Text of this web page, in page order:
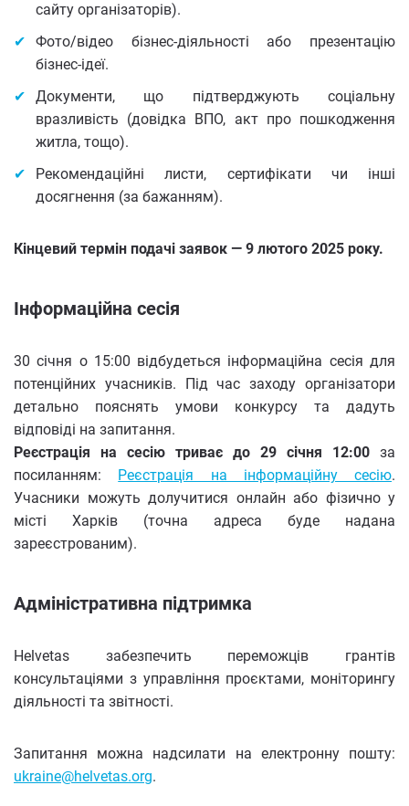
сайту організаторів).
Фото/відео бізнес-діяльності або презентацію
бізнес-ідеї.
Документи, що підтверджують соціальну
вразливість (довідка ВПО, акт про пошкодження
житла, тощо).
Рекомендаційні листи, сертифікати чи інші
досягнення (за бажанням).
Кінцевий термін подачі заявок — 9 лютого 2025 року.
Інформаційна сесія
30 січня о 15:00 відбудеться інформаційна сесія для
потенційних учасників. Під час заходу організатори
детально пояснять умови конкурсу та дадуть
відповіді на запитання.
Реєстрація на сесію триває до 29 січня 12:00 за
посиланням: Реєстрація на інформаційну сесію.
Учасники можуть долучитися онлайн або фізично у
місті Харків (точна адреса буде надана
зареєстрованим).
Адміністративна підтримка
Helvetas забезпечить переможців грантів
консультаціями з управління проєктами, моніторингу
діяльності та звітності.
Запитання можна надсилати на електронну пошту:
ukraine@helvetas.org.